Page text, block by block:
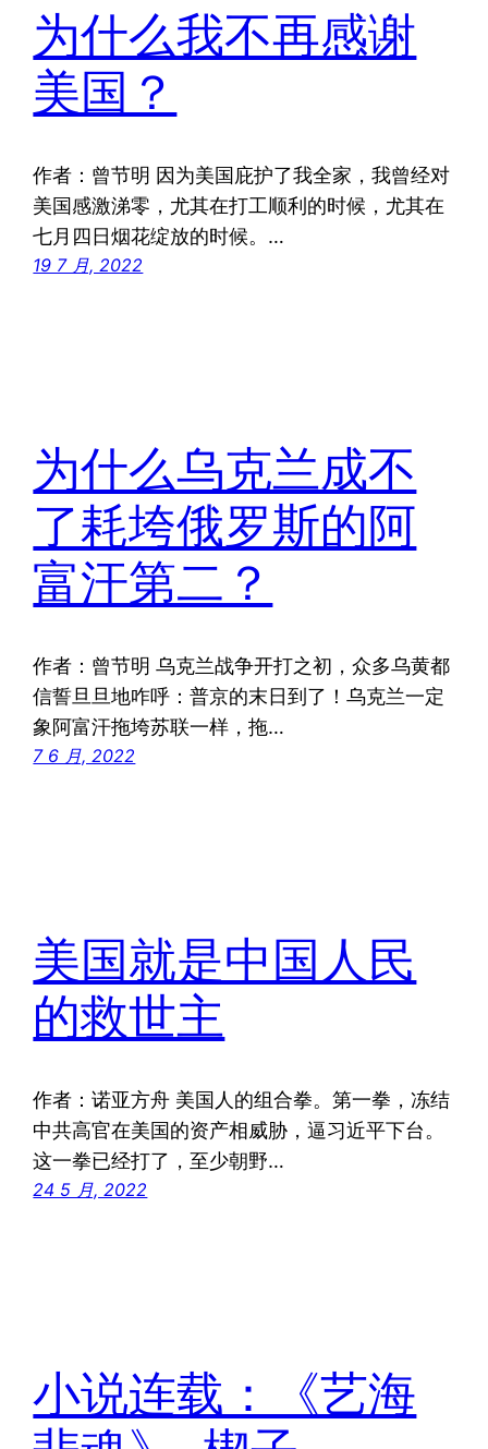
为什么我不再感谢
美国？
作者：曾节明 因为美国庇护了我全家，我曾经对
美国感激涕零，尤其在打工顺利的时候，尤其在
七月四日烟花绽放的时候。…
19 7 月, 2022
为什么乌克兰成不
了耗垮俄罗斯的阿
富汗第二？
作者：曾节明 乌克兰战争开打之初，众多乌黄都
信誓旦旦地咋呼：普京的末日到了！乌克兰一定
象阿富汗拖垮苏联一样，拖…
7 6 月, 2022
美国就是中国人民
的救世主
作者：诺亚方舟 美国人的组合拳。第一拳，冻结
中共高官在美国的资产相威胁，逼习近平下台。
这一拳已经打了，至少朝野…
24 5 月, 2022
小说连载：《艺海